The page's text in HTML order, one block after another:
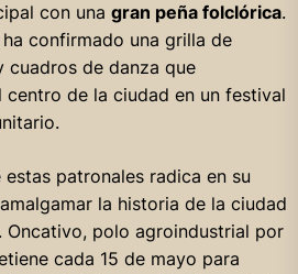
con una gran peña folclórica.
confirmado una grilla de
cuadros de danza que
centro de la ciudad en un festival
estas patronales radica en su
la historia de la ciudad
Oncativo, polo agroindustrial por
cada 15 de mayo para